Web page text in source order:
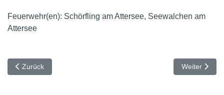
Feuerwehr(en): Schörfling am Attersee, Seewalchen am
Attersee
Vorheriger Beitrag: Brand eines Feldes in Oberhehenfeld
Zurück Nächster
Weiter